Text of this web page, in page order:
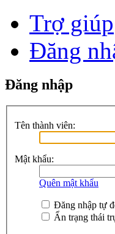
Trợ giúp
Đăng
Đăng nhập
Tên thành viên:
Mật khẩu:
Quên mật khẩu
Đăng nhập tự
Ẩn trạng thái